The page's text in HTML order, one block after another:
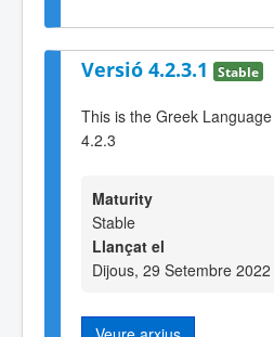
Versió 4.2.3.1 Stable
This is the Greek
4.2.3
Maturity
Stable
Llançat el
Dijous, 29 Setembre